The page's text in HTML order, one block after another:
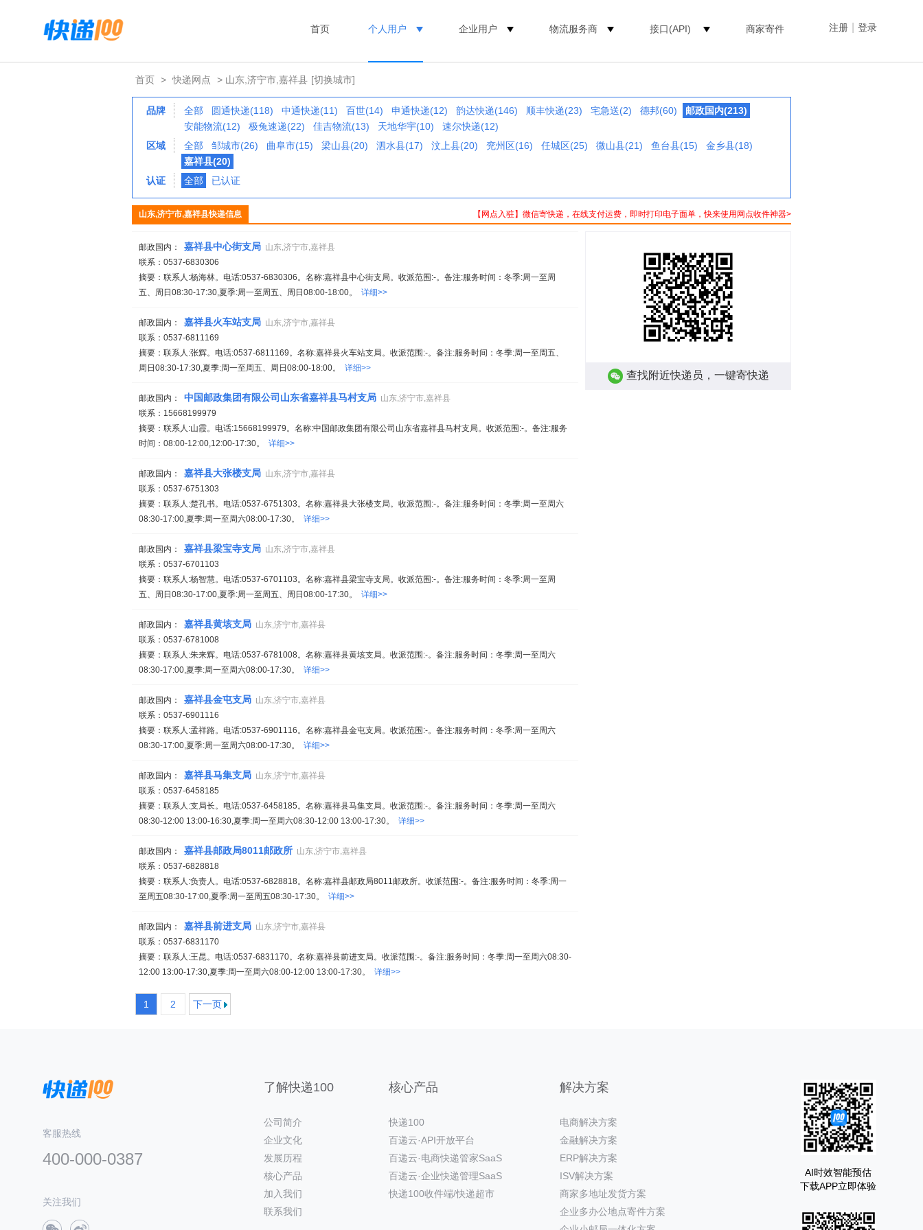
注册 登录
首页 个人用户 企业用户 物流服务商 接口(API) 商家寄件
首页 > 快递网点 > 山东,济宁市,嘉祥县 [切换城市]
品牌 全部 圆通快递(118) 中通快递(11) 百世(14) 申通快递(12) 韵达快递(146) 顺丰快递(23) 宅急送(2) 德邦(60)
邮政国内(213)
安能物流(12)
极兔速递(22) 佳吉物流(13) 天地华宇(10)
速尔快递(12)
区域
全部 邹城市(26) 曲阜市(15) 梁山县(20) 泗水县(17) 汶上县(20) 兖州区(16) 任城区(25) 微山县(21) 鱼台县(15)
金乡县(18)
嘉祥县(20)
认证
全部 已认证
【网点入驻】微信寄快递，在线支付运费，即时打印电子面单，快来使用网点收件神器>
山东,济宁市,嘉祥县快递信息
邮政国内： 嘉祥县中心街支局 山东,济宁市,嘉祥县
联系：0537-6830306
摘要：联系人:杨海林。电话:0537-6830306。名称:嘉祥县中心街支局。收派范围:-。备注:服务时间：冬季:周一至周
五、周日08:30-17:30,夏季:周一至周五、周日08:00-18:00。 详细>>
邮政国内： 嘉祥县火车站支局 山东,济宁市,嘉祥县
联系：0537-6811169
摘要：联系人:张辉。电话:0537-6811169。名称:嘉祥县火车站支局。收派范围:-。备注:服务时间：冬季:周一至周五、
周日08:30-17:30,夏季:周一至周五、周日08:00-18:00。 详细>>
邮政国内： 中国邮政集团有限公司山东省嘉祥县马村支局 山东,济宁市,嘉祥县
联系：15668199979
摘要：联系人:山霞。电话:15668199979。名称:中国邮政集团有限公司山东省嘉祥县马村支局。收派范围:-。备注:服务
时间：08:00-12:00,12:00-17:30。 详细>>
邮政国内： 嘉祥县大张楼支局 山东,济宁市,嘉祥县
联系：0537-6751303
摘要：联系人:楚孔书。电话:0537-6751303。名称:嘉祥县大张楼支局。收派范围:-。备注:服务时间：冬季:周一至周六
08:30-17:00,夏季:周一至周六08:00-17:30。 详细>>
邮政国内： 嘉祥县梁宝寺支局 山东,济宁市,嘉祥县
联系：0537-6701103
摘要：联系人:杨智慧。电话:0537-6701103。名称:嘉祥县梁宝寺支局。收派范围:-。备注:服务时间：冬季:周一至周
五、周日08:30-17:00,夏季:周一至周五、周日08:00-17:30。 详细>>
邮政国内： 嘉祥县黄垓支局 山东,济宁市,嘉祥县
联系：0537-6781008
摘要：联系人:朱来辉。电话:0537-6781008。名称:嘉祥县黄垓支局。收派范围:-。备注:服务时间：冬季:周一至周六
08:30-17:00,夏季:周一至周六08:00-17:30。 详细>>
邮政国内： 嘉祥县金屯支局 山东,济宁市,嘉祥县
联系：0537-6901116
摘要：联系人:孟祥路。电话:0537-6901116。名称:嘉祥县金屯支局。收派范围:-。备注:服务时间：冬季:周一至周六
08:30-17:00,夏季:周一至周六08:00-17:30。 详细>>
邮政国内： 嘉祥县马集支局 山东,济宁市,嘉祥县
联系：0537-6458185
摘要：联系人:支局长。电话:0537-6458185。名称:嘉祥县马集支局。收派范围:-。备注:服务时间：冬季:周一至周六
08:30-12:00 13:00-16:30,夏季:周一至周六08:30-12:00 13:00-17:30。 详细>>
邮政国内： 嘉祥县邮政局8011邮政所 山东,济宁市,嘉祥县
联系：0537-6828818
摘要：联系人:负责人。电话:0537-6828818。名称:嘉祥县邮政局8011邮政所。收派范围:-。备注:服务时间：冬季:周一
至周五08:30-17:00,夏季:周一至周五08:30-17:30。 详细>>
邮政国内： 嘉祥县前进支局 山东,济宁市,嘉祥县
联系：0537-6831170
摘要：联系人:王昆。电话:0537-6831170。名称:嘉祥县前进支局。收派范围:-。备注:服务时间：冬季:周一至周六08:30-
12:00 13:00-17:30,夏季:周一至周六08:00-12:00 13:00-17:30。 详细>>
1 2 下一页
查找附近快递员，一键寄快递
客服热线
400-000-0387
关注我们
了解快递100
公司简介
企业文化
发展历程
核心产品
加入我们
联系我们
核心产品
快递100
百递云·API开放平台
百递云·电商快递管家SaaS
百递云·企业快递管理SaaS
快递100收件端/快递超市
解决方案
电商解决方案
金融解决方案
ERP解决方案
ISV解决方案
商家多地址发货方案
企业多办公地点寄件方案
AI时效智能预估
下载APP立即体验